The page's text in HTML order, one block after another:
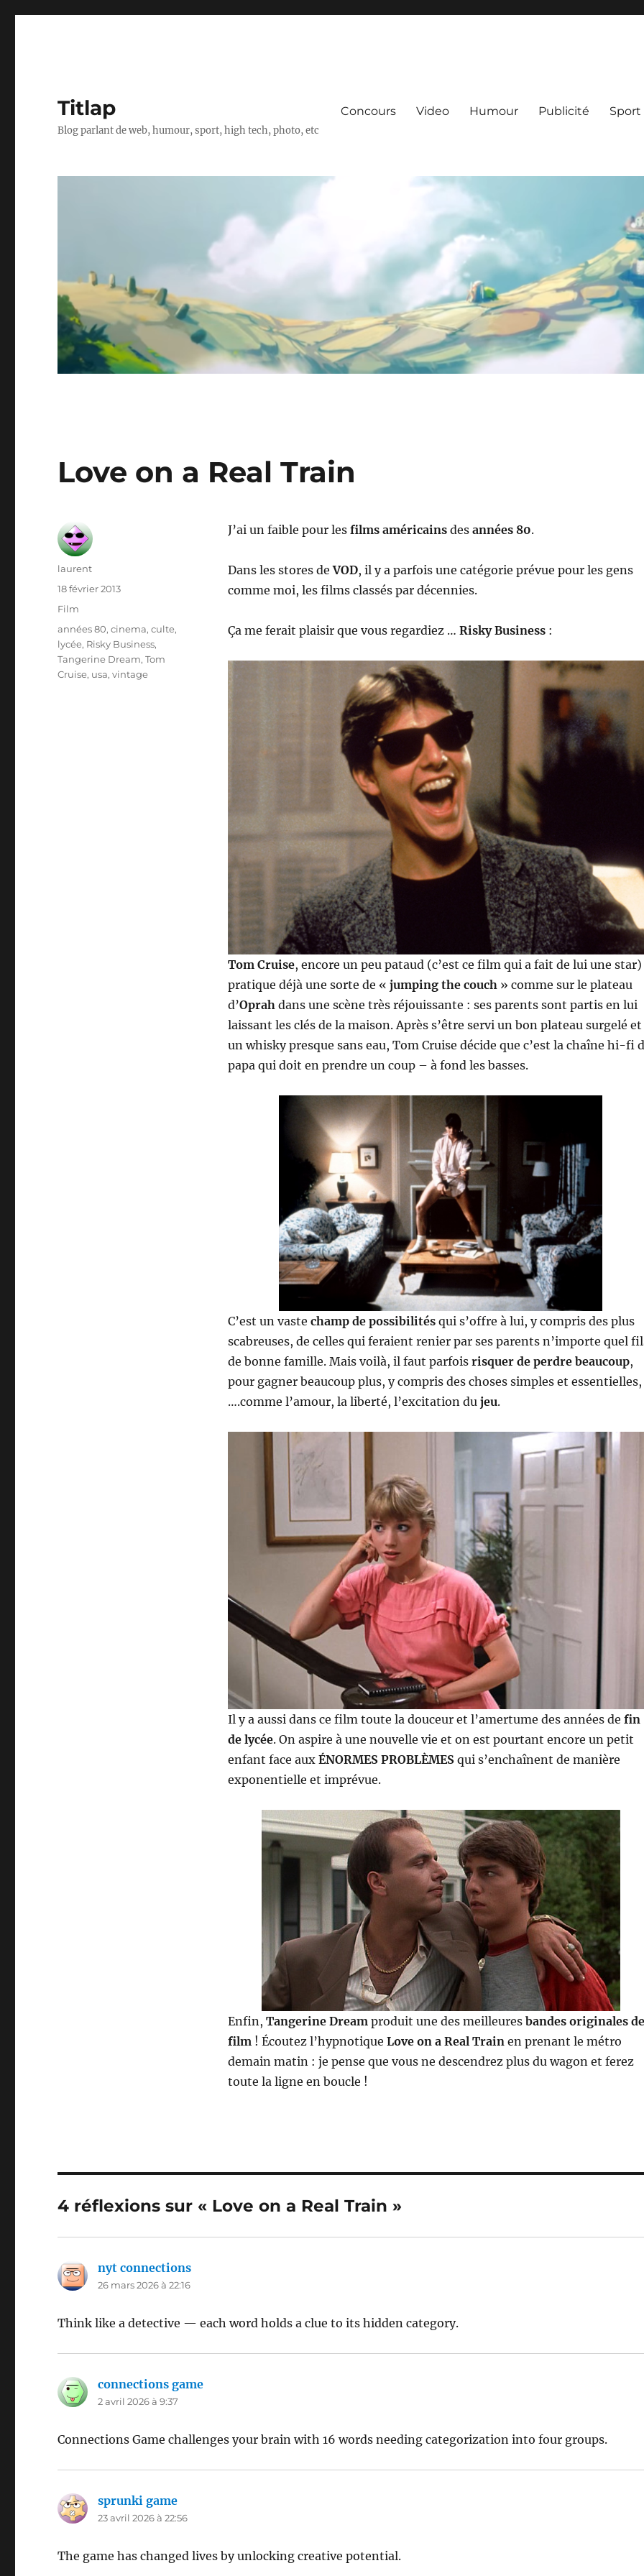
Titlap
Blog parlant de web, humour, sport, high tech, photo, etc
Concours Video Humour Publicité Sport
Love on a Real Train
J’ai un faible pour les films américainsdes années 80.
Dans les stores deVOD, il y a parfois une catégorie prévue pour les gens
comme moi, les films classés par décennies.
Ça me ferait plaisir que vous regardiez … Risky Business:
Tom Cruise, encore un peu pataud (c’est ce film qui a fait de lui une star)
pratique déjà une sorte de « jumping the couch » comme sur le plateau
d’Oprah dans une scène très réjouissante : ses parents sont partis en lui
laissant les clés de la maison. Après s’être servi un bon plateau surgelé et
un whisky presque sans eau, Tom Cruise décide que c’est la chaîne hi-fi
papa qui doit en prendre un coup – à fond les basses.
C’est un vaste champ de possibilitésqui s’offre à lui, y compris des plus
scabreuses, de celles qui feraient renier par ses parents n’importe quel
de bonne famille. Mais voilà, il faut parfois risquer de perdre beaucoup,
pour gagner beaucoup plus, y compris des choses simples et essentielles,
….comme l’amour, la liberté, l’excitation du jeu.
Il y a aussi dans ce film toute la douceur et l’amertume des années de fin
de lycée. On aspire à une nouvelle vie et on est pourtant encore un petit
enfant face aux ÉNORMES PROBLÈMESqui s’enchaînent de manière
exponentielle et imprévue.
Enfin, Tangerine Dream produit une des meilleures bandes originales de
film ! Écoutez l’hypnotique Love on a Real Train en prenant le métro
demain matin : je pense que vous ne descendrez plus du wagon et ferez
toute la ligne en boucle !
Auteur
laurent
Publié
le
18 février 2013
Catégories
Film
Étiquettes
années 80,cinema,culte,
lycée, Risky Business,
Tangerine Dream,Tom
Cruise, usa,vintage
4 réflexions sur « Love on a Real Train »
nyt connections
26 mars 2026 à 22:16
Think like a detective — each word holds a clue to its hidden category.
connections game
2 avril 2026 à 9:37
Connections Game challenges your brain with 16 words needing categorization into four groups.
sprunki game
23 avril 2026 à 22:56
The game has changed lives by unlocking creative potential.